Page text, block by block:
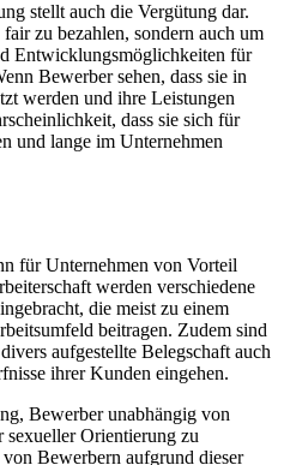
stellt auch die Vergütung dar.
zu bezahlen, sondern auch um
Entwicklungsmöglichkeiten für
Bewerber sehen, dass sie in
werden und ihre Leistungen
dass sie sich für
und lange im Unternehmen
für Unternehmen von Vorteil
werden verschiedene
die meist zu einem
beitragen. Zudem sind
aufgestellte Belegschaft auch
ihrer Kunden eingehen.
Bewerber unabhängig von
Orientierung zu
Bewerbern aufgrund dieser